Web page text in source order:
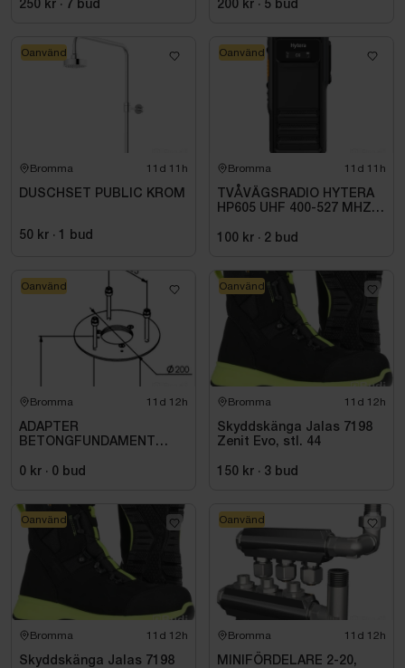
250 kr · 7 bud KROM
200 kr · 5 bud
Bromma 11d 11h
DUSCHSET PUBLIC KROM
50 kr · 1 bud
Oanvänd
Bromma 11d 11h
TVÅVÄGSRADIO HYTERA
HP605 UHF 400-527 MHZ
100 kr · 2 bud
Oanvänd
Bromma 11d 12h
ADAPTER
BETONGFUNDAMENT
0 kr · 0 bud
Oanvänd
Bromma 11d 12h
Skyddskänga Jalas 7198
Zenit Evo, stl. 44
150 kr · 3 bud
Oanvänd
Bromma 11d 12h
Skyddskänga Jalas 7198
Oanvänd
Bromma 11d 12h
MINIFÖRDELARE 2-20,
Oanvänd